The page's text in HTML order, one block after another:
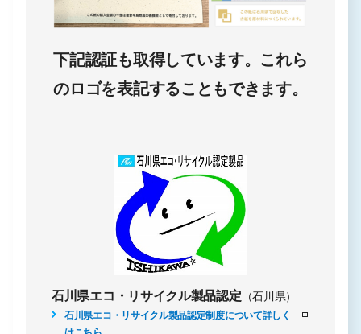
下記認証も取得しています。これら
のロゴを表記することもできます。
石川県エコ・リサイクル製品認定 （石川県）
石川県エコ・リサイクル製品認定制度について詳しく